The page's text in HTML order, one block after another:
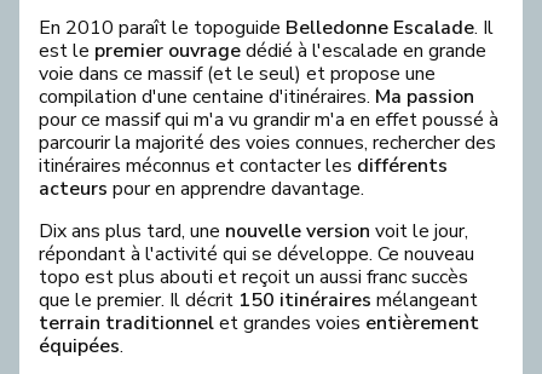
En 2010 paraît le topoguide Belledonne Escalade. Il
est le premier ouvragedédié à l'escalade en grande
voie dans ce massif (et le seul) et propose une
compilation d'une centaine d'itinéraires. Ma passion
pour ce massif qui m'a vu grandir m'a en effet poussé à
parcourir la majorité des voies connues, rechercher des
itinéraires méconnus et contacter les différents
acteurs pour en apprendre davantage.
Dix ans plus tard, une nouvelle version voit le jour,
répondant à l'activité qui se développe. Ce nouveau
topo est plus abouti et reçoit un aussi franc succès
que le premier. Il décrit 150 itinéraires mélangeant
terrain traditionnelet grandes voies entièrement
équipées.